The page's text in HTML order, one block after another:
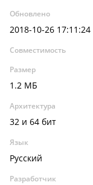
Обновлено
2018-10-26 17:11:24
Совместимость
Размер
1.2 МБ
Архитектура
32 и 64 бит
Язык
Русский
Разработчик